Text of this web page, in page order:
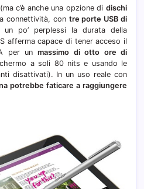
c’è anche una opzione didischi
connettività, con tre porte USB di
po’ perplessi la durata della
afferma capace di tener acceso il
per unmassimo di otto ore di
a soli 80 nits e usando le
disattivati). In un uso reale con
potrebbe faticare a raggiungere